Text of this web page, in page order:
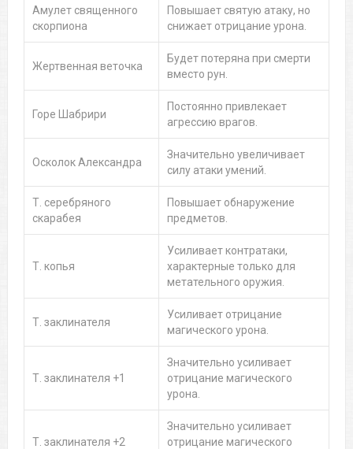
Амулет священного
скорпиона
Повышает святую атаку, но
снижает отрицание урона.
Жертвенная веточка
Будет потеряна при смерти
вместо рун.
Горе Шабрири
Постоянно привлекает
агрессию врагов.
Осколок Александра
Значительно увеличивает
силу атаки умений.
Т. серебряного
скарабея
Повышает обнаружение
предметов.
Т. копья
Усиливает контратаки,
характерные только для
метательного оружия.
Т. заклинателя
Усиливает отрицание
магического урона.
Т. заклинателя +1
Значительно усиливает
отрицание магического
урона.
Т. заклинателя +2
Значительно усиливает
отрицание магического